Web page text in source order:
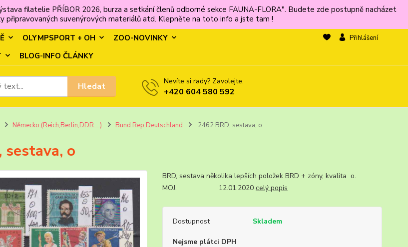
filatelie PŘÍBOR 2026, burza a setkání členů odborné sekce FAUNA-FLORA". Budete zde postupně nacházet
připravovaných suvenýrových materiálů atd. Klepněte na toto info a jste tam !
OLYMPSPORT + OH
ZOO-NOVINKY
BLOG-INFO ČLÁNKY
Přihlášení
Hledat Nevíte si rady? Zavolejte.
+420 604 580 592
Německo (Reich,Berlin,DDR....) Bund.Rep.Deutschland 2462 BRD, sestava, o
sestava, o
BRD, sestava několika lepších položek BRD + zóny, kvalita o.
MOJ. 12.01.2020 celý popis
Dostupnost Skladem
Nejsme plátci DPH